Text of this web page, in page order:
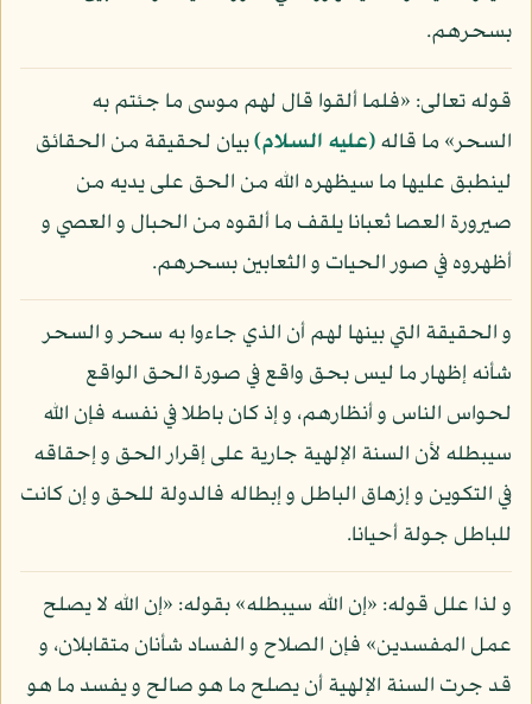
بسحرهم.
قوله تعالى: «فلما ألقوا قال لهم موسى ما جئتم به
السحر» ما قاله(عليه السلام)بيان لحقيقة من الحقائق
لينطبق عليها ما سيظهره الله من الحق على يديه من
صيرورة العصا ثعبانا يلقف ما ألقوه من الحبال و العصي و
أظهروه في صور الحيات و الثعابين بسحرهم.
و الحقيقة التي بينها لهم أن الذي جاءوا به سحر و السحر
شأنه إظهار ما ليس بحق واقع في صورة الحق الواقع
لحواس الناس و أنظارهم، و إذ كان باطلا في نفسه فإن الله
سيبطله لأن السنة الإلهية جارية على إقرار الحق و إحقاقه
في التكوين و إزهاق الباطل و إبطاله فالدولة للحق و إن كانت
للباطل جولة أحيانا.
و لذا علل قوله: «إن الله سيبطله» بقوله: «إن الله لا يصلح
عمل المفسدين» فإن الصلاح و الفساد شأنان متقابلان، و
قد جرت السنة الإلهية أن يصلح ما هو صالح و يفسد ما هو